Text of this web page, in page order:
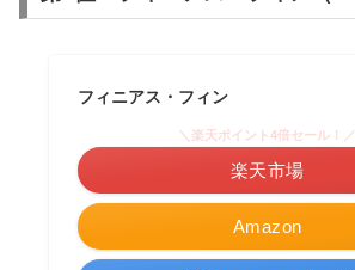
フィニアス・フィン
Amazon
＼楽天ポイント4倍セール！／
楽天市場